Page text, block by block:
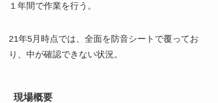
１年間で作業を行う。
21年5月時点では、全面を防音シートで覆ってお
り、中が確認できない状況。
現場概要